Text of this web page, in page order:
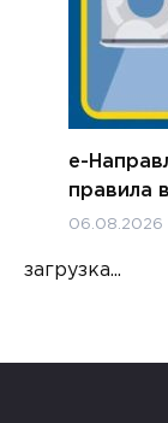
е-
правила
06.08.2026
загрузка...